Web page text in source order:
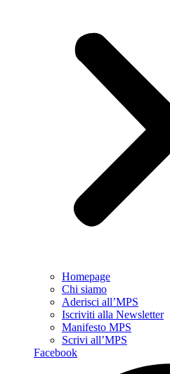
Homepage
Chi siamo
Aderisci all’MPS
Iscriviti alla Newsletter
Manifesto MPS
Scrivi all’MPS
Facebook